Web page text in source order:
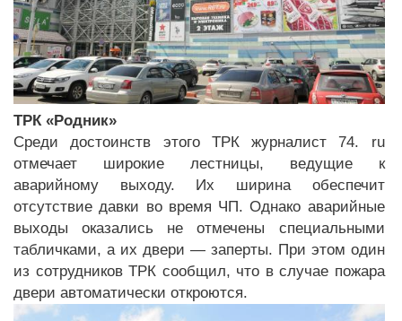
ТРК «Родник»
Среди достоинств этого ТРК журналист 74. ru
отмечает широкие лестницы, ведущие к
аварийному выходу. Их ширина обеспечит
отсутствие давки во время ЧП. Однако аварийные
выходы оказались не отмечены специальными
табличками, а их двери — заперты. При этом один
из сотрудников ТРК сообщил, что в случае пожара
двери автоматически откроются.